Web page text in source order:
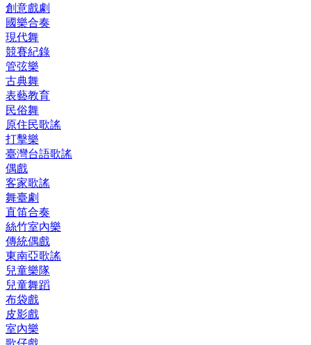
創意戲劇
國樂合奏
現代舞
競賽紀錄
管弦樂
古典舞
表藝教育
民俗舞
原住民歌謠
打擊樂
臺灣台語歌謠
偶戲
客家歌謠
舞臺劇
直笛合奏
絲竹室內樂
傳統偶戲
東南亞歌謠
兒童樂隊
兒童舞蹈
布袋戲
皮影戲
室內樂